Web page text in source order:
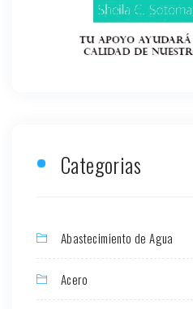
Categorias
Abastecimiento de Agua
Acero